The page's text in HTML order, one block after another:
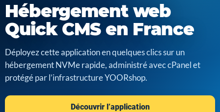
Hébergement web
Quick CMS en France
Déployez cette application en quelques clics sur un
hébergement NVMe rapide, administré avec cPanel et
protégé par l’infrastructure YOORshop.
Découvrir l’application